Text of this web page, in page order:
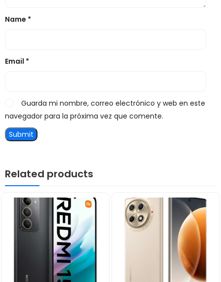
Name *
Email *
Guarda mi nombre, correo electrónico y web en este
navegador para la próxima vez que comente.
Related products